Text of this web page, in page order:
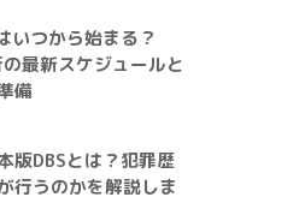
いつから始まる？
最新スケジュールと
備
版DBSとは？犯罪歴
行うのかを解説しま